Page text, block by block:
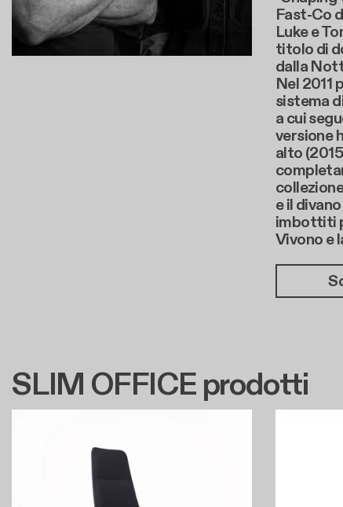
Fast-Co
Luke e
titolo di
dalla
Nel 2011
sistema
a cui
versione
alto
e il
imbottiti
Vivono e
SLIM OFFICE prodotti